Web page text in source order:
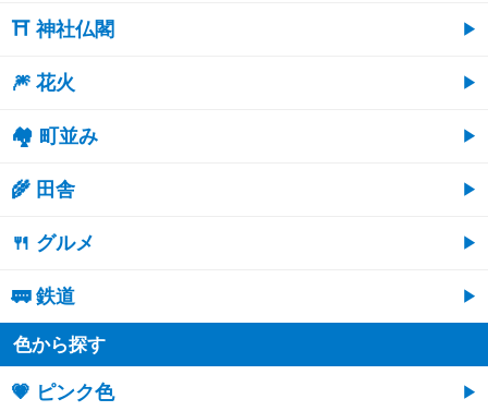
⛩ 神社仏閣
🎆 花火
🏘 町並み
🌾 田舎
🍴 グルメ
🚃 鉄道
色から探す
💗 ピンク色